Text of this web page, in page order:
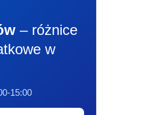
– różnice
w
15:00